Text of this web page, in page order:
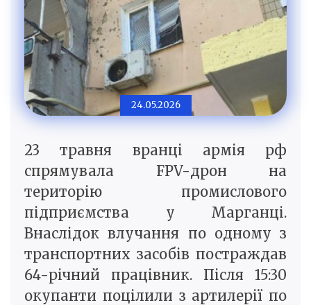
24.05.2026
23 травня вранці армія рф
спрямувала FPV-дрон на
територію промислового
підприємства у Марганці.
Внаслідок влучання по одному з
транспортних засобів постраждав
64-річний працівник. Після 15:30
окупанти поцілили з артилерії по